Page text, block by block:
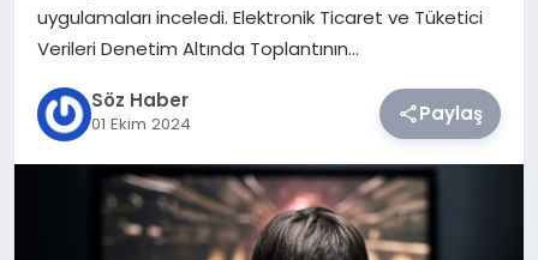
SIYASET
YAŞAM
uygulamaları inceledi. Elektronik Ticaret ve Tüketici
Verileri Denetim Altında Toplantının…
Söz Haber
01 Ekim 2024 Paylaş